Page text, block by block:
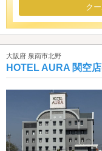
ク
大阪府 泉南市北野
HOTEL AURA 関空